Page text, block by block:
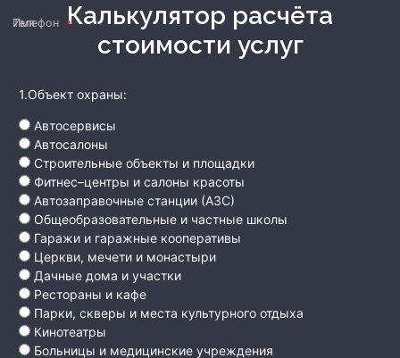
Калькулятор расчёта
стоимости услуг
1.Объект охраны:
Автосервисы
Автосалоны
Строительные объекты и площадки
Фитнес–центры и салоны красоты
Автозаправочные станции (АЗС)
Общеобразовательные и частные школы
Гаражи и гаражные кооперативы
Церкви, мечети и монастыри
Дачные дома и участки
Рестораны и кафе
Парки, скверы и места культурного отдыха
Кинотеатры
Больницы и медицинские учреждения
Имя
Телефон